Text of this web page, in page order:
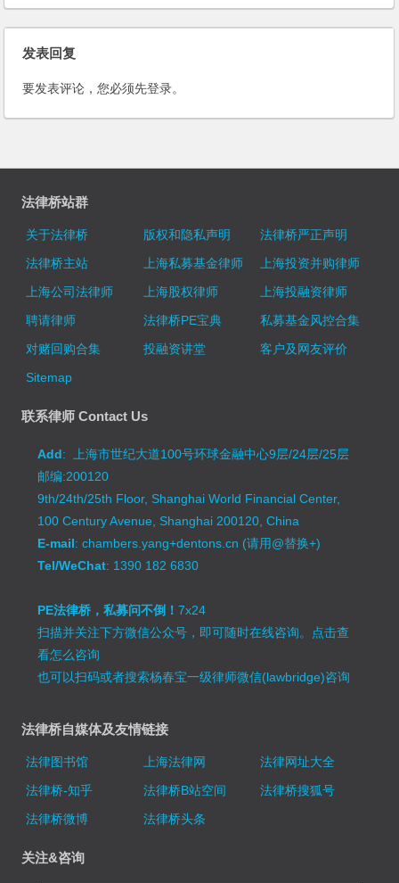
让项目
务
发表回复
要发表评论，您必须先登录。
法律桥站群
关于法律桥 版权和隐私声明
法律桥严正声明
法律桥主站
上海私募基金律师
上海投资并购律师
上海公司法律师
上海股权律师
上海投融资律师
聘请律师
法律桥PE宝典
私募基金风控合集
对赌回购合集
投融资讲堂
客户及网友评价
Sitemap
联系律师 Contact Us
Add: 上海市世纪大道100号环球金融中心9层/24层/25层
邮编:200120
9th/24th/25th Floor, Shanghai World Financial Center,
100 Century Avenue, Shanghai 200120, China
E-mail: chambers.yang+dentons.cn (请用@替换+)
Tel/WeChat: 1390 182 6830
PE法律桥，私募问不倒！7x24
扫描并关注下方微信公众号，即可随时在线咨询。 点击查
看怎么咨询
也可以扫码或者搜索杨春宝一级律师微信(lawbridge)咨询
法律桥自媒体及友情链接
法律图书馆 上海法律网
法律网址大全
法律桥-知乎
法律桥B站空间
法律桥搜狐号
法律桥微博
法律桥头条
关注&咨询